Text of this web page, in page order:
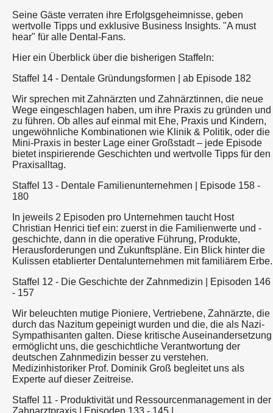
Seine Gäste verraten ihre Erfolgsgeheimnisse, geben
wertvolle Tipps und exklusive Business Insights. "A must
hear" für alle Dental-Fans.
Hier ein Überblick über die bisherigen Staffeln:
Staffel 14 - Dentale Gründungsformen | ab Episode 182
Wir sprechen mit Zahnärzten und Zahnärztinnen, die neue
Wege eingeschlagen haben, um ihre Praxis zu gründen und
zu führen. Ob alles auf einmal mit Ehe, Praxis und Kindern,
ungewöhnliche Kombinationen wie Klinik & Politik, oder die
Mini-Praxis in bester Lage einer Großstadt – jede Episode
bietet inspirierende Geschichten und wertvolle Tipps für den
Praxisalltag.
Staffel 13 - Dentale Familienunternehmen | Episode 158 -
180
In jeweils 2 Episoden pro Unternehmen taucht Host
Christian Henrici tief ein: zuerst in die Familienwerte und -
geschichte, dann in die operative Führung, Produkte,
Herausforderungen und Zukunftspläne. Ein Blick hinter die
Kulissen etablierter Dentalunternehmen mit familiärem Erbe.
Staffel 12 - Die Geschichte der Zahnmedizin | Episoden 146
- 157
Wir beleuchten mutige Pioniere, Vertriebene, Zahnärzte, die
durch das Nazitum gepeinigt wurden und die, die als Nazi-
Sympathisanten galten. Diese kritische Auseinandersetzung
ermöglicht uns, die geschichtliche Verantwortung der
deutschen Zahnmedizin besser zu verstehen.
Medizinhistoriker Prof. Dominik Groß begleitet uns als
Experte auf dieser Zeitreise.
Staffel 11 - Produktivität und Ressourcenmanagement in der
Zahnarztpraxis | Episoden 133 - 145 |